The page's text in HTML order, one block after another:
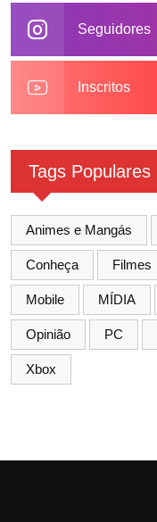
Seguidores
Inscritos
Tags Populares
Animes e Mangás
Conheça Filmes
Mobile MÍDIA
Opinião PC
Xbox